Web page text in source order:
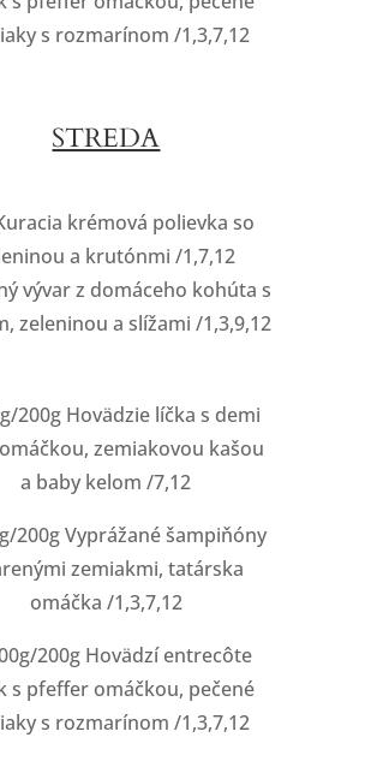
s rozmarínom /1,3,7,12
STREDA
krémová polievka so
a krutónmi /1,7,12
vývar z domáceho kohúta s
zeleninou a slížami /1,3,9,12
200g Hovädzie líčka s demi
zemiakovou kašou
a baby kelom /7,12
200g Vyprážané šampiňóny
zemiakmi, tatárska
omáčka /1,3,7,12
200g Hovädzí entrecôte
s pfeffer omáčkou, pečené
s rozmarínom /1,3,7,12